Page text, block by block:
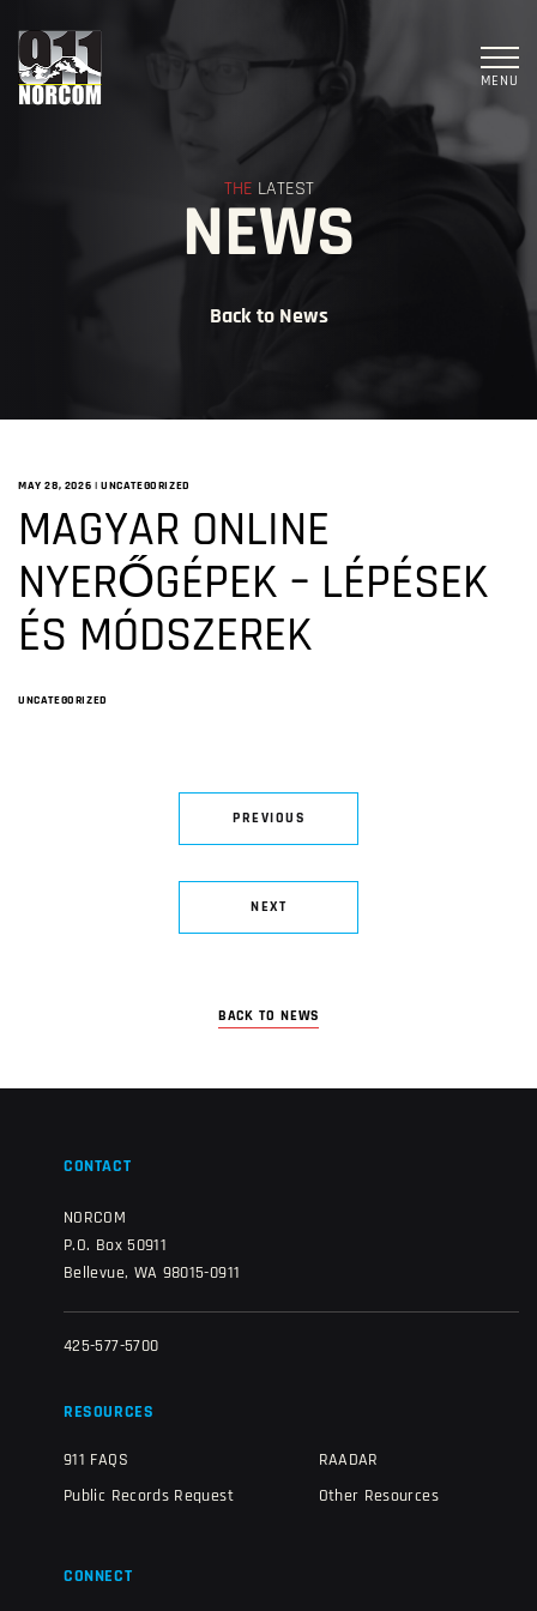
MENU
THE LATEST
NEWS
Back to News
MAY 28, 2026 | UNCATEGORIZED
MAGYAR ONLINE
NYERŐGÉPEK – LÉPÉSEK
ÉS MÓDSZEREK
UNCATEGORIZED
PREVIOUS
NEXT
BACK TO NEWS
CONTACT
NORCOM
P.O. Box 50911
Bellevue, WA 98015-0911
425-577-5700
RESOURCES
911 FAQS
Public Records Request
RAADAR
Other Resources
CONNECT